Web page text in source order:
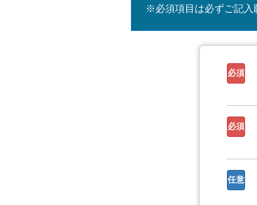
※必須項目は必ずご記入
必須
必須
任意